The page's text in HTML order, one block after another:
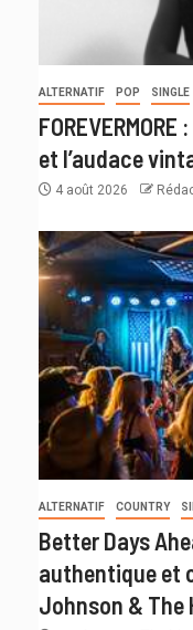
ALTERNATIF POP SINGLE
et l’audace
4 août 2026
ALTERNATIF COUNTRY
Better Days
authentique et
Johnson & The